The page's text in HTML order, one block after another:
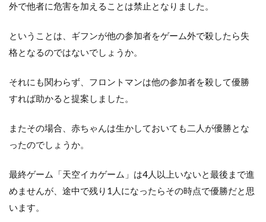
外で他者に危害を加えることは禁止となりました。
ということは、ギフンが他の参加者をゲーム外で殺したら失
格となるのではないでしょうか。
それにも関わらず、フロントマンは他の参加者を殺して優勝
すれば助かると提案しました。
またその場合、赤ちゃんは生かしておいても二人が優勝とな
ったのでしょうか。
最終ゲーム「天空イカゲーム」は4人以上いないと最後まで進
めませんが、途中で残り1人になったらその時点で優勝だと思
います。